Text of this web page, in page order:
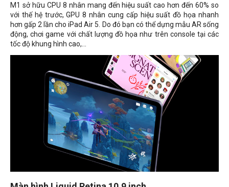
M1 sở hữu CPU 8 nhân mang đến hiệu suất cao hơn đến 60% so
với thế hệ trước, GPU 8 nhân cung cấp hiệu suất đồ họa nhanh
hơn gấp 2 lần choiPad Air 5. Do đó bạn có thể dựng mẫu AR sống
động, chơi game với chất lượng đồ họa như trên console tại các
tốc độ khung hình cao,...